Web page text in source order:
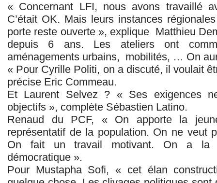
« Concernant LFI, nous avons travaillé
C’était OK. Mais leurs instances
porte reste ouverte », explique Matthieu
depuis 6 ans. Les ateliers ont
aménagements urbains, mobilités, … On
« Pour Cyrille Politi, on a discuté, il voulait
précise Eric Commeau.
Et Laurent Selvez ? « Ses exigences
objectifs », complète Sébastien Latino.
Renaud du PCF, « On apporte la
représentatif de la population. On ne veut
On fait un travail motivant. On a la
démocratique ».
Pour Mustapha Sofi, « cet élan